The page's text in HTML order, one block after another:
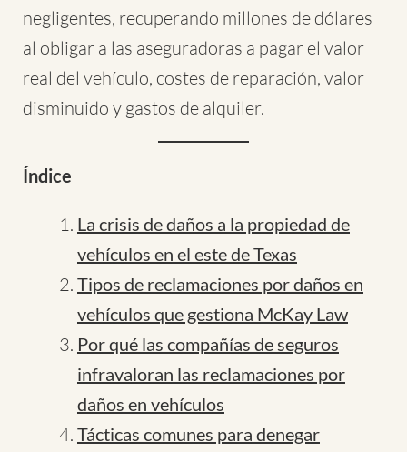
negligentes, recuperando millones de dólares
al obligar a las aseguradoras a pagar el valor
real del vehículo, costes de reparación, valor
disminuido y gastos de alquiler.
Índice
La crisis de daños a la propiedad de
vehículos en el este de Texas
Tipos de reclamaciones por daños en
vehículos que gestiona McKay Law
Por qué las compañías de seguros
infravaloran las reclamaciones por
daños en vehículos
Tácticas comunes para denegar